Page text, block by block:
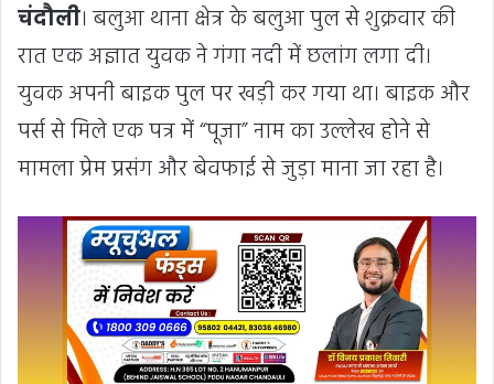
चंदौली। बलुआ थाना क्षेत्र के बलुआ पुल से शुक्रवार की
रात एक अज्ञात युवक ने गंगा नदी में छलांग लगा दी।
युवक अपनी बाइक पुल पर खड़ी कर गया था। बाइक और
पर्स से मिले एक पत्र में “पूजा” नाम का उल्लेख होने से
मामला प्रेम प्रसंग और बेवफाई से जुड़ा माना जा रहा है।